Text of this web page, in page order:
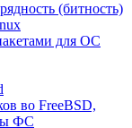
(битность)
для ОС
во FreeBSD,
ФС